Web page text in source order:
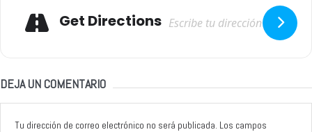
Get Directions
DEJA UN COMENTARIO
Tu dirección de correo electrónico no será publicada. Los campos